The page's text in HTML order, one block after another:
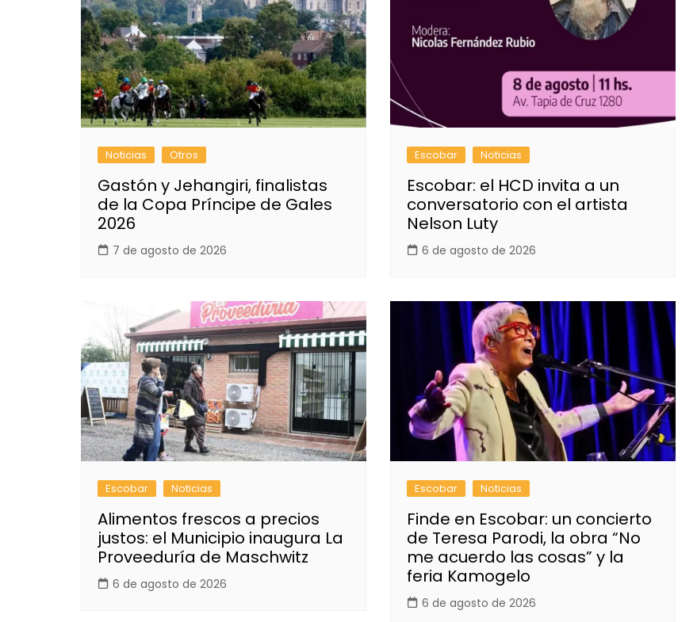
Noticias Otros
Gastón y Jehangiri, finalistas
de la Copa Príncipe de Gales
2026
7 de agosto de 2026
Escobar Noticias
Escobar: el HCD invita a un
conversatorio con el artista
Nelson Luty
6 de agosto de 2026
Escobar Noticias
Alimentos frescos a precios
justos: el Municipio inaugura La
Proveeduría de Maschwitz
6 de agosto de 2026
Escobar Noticias
Finde en Escobar: un concierto
de Teresa Parodi, la obra “No
me acuerdo las cosas” y la
feria Kamogelo
6 de agosto de 2026